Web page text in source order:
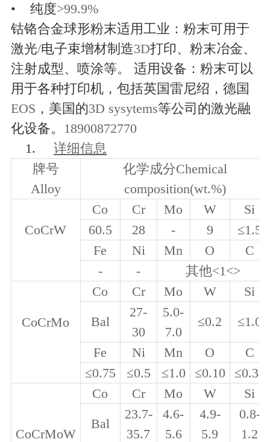
•
纯度>99.9%
钴铬合金球形粉末适用工业：粉末可用于
激光/电子束增材制造3D打印、粉末冶金、
注射成型、喷涂等。 适用设备：粉末可以
用于各种打印机，包括英国雷尼绍，德国
EOS ，美国的3D sysytems等公司的激光融
化设备。 18900872770
1.
详细信息
牌号
Alloy
化学成分Chemical
composition(wt.%)
CoCrW
Co Cr Mo W
Si
60.5
28 - 9 ≤1.5
Fe
Ni Mn O
C
-
- 其他<1<>
CoCrMo
Co Cr Mo W
Si
Bal
27-
30
5.0-
7.0
≤0.2 ≤1.0
Fe Ni Mn O
C
≤0.75 ≤0.5 ≤1.0 ≤0.10 ≤0.35
CoCrMoW
Co Cr Mo W
Si
Bal
23.7-
35.7
4.6-
5.6
4.9-
5.9
0.8-
1.2